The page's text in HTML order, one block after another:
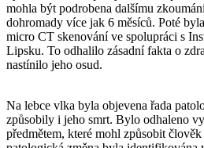
mohla být podrobena dalšímu
dohromady více jak 6 měsíců. Poté
micro CT skenování ve spolupráci s
Lipsku. To odhalilo zásadní fakta o
nastínilo jeho osud.
Na lebce vlka byla objevena řada
způsobily i jeho smrt. Bylo odhaleno
předmětem, které mohl způsobit